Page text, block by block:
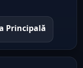
Principală